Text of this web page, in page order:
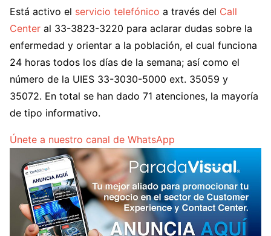
Está activo el servicio telefónico a través del Call
Center al 33-3823-3220 para aclarar dudas sobre la
enfermedad y orientar a la población, el cual funciona
24 horas todos los días de la semana; así como el
número de la UIES 33-3030-5000 ext. 35059 y
35072. En total se han dado 71 atenciones, la mayoría
de tipo informativo.
Únete a nuestro canal de WhatsApp